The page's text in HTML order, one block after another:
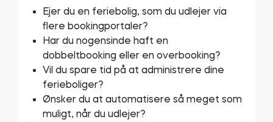
Ejer du en feriebolig, som du udlejer via
flere bookingportaler?
Har du nogensinde haft en
dobbeltbooking eller en overbooking?
Vil du spare tid på at administrere dine
ferieboliger?
Ønsker du at automatisere så meget som
muligt, når du udlejer?